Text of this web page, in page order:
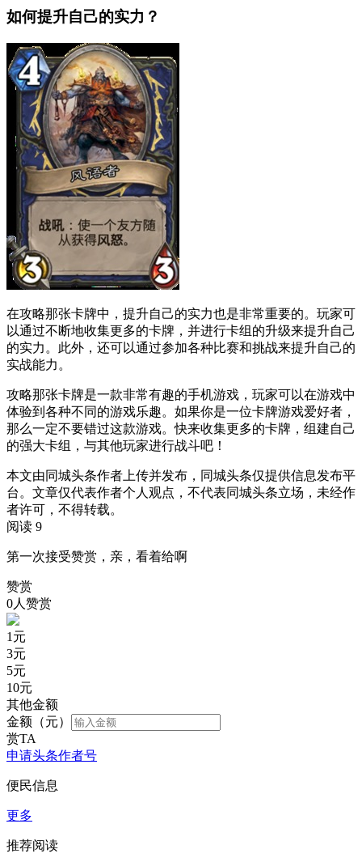
如何提升自己的实力？
在攻略那张卡牌中，提升自己的实力也是非常重要的。玩家可
以通过不断地收集更多的卡牌，并进行卡组的升级来提升自己
的实力。此外，还可以通过参加各种比赛和挑战来提升自己的
实战能力。
攻略那张卡牌是一款非常有趣的手机游戏，玩家可以在游戏中
体验到各种不同的游戏乐趣。如果你是一位卡牌游戏爱好者，
那么一定不要错过这款游戏。快来收集更多的卡牌，组建自己
的强大卡组，与其他玩家进行战斗吧！
本文由同城头条作者上传并发布，同城头条仅提供信息发布平
台。文章仅代表作者个人观点，不代表同城头条立场，未经作
者许可，不得转载。
阅读 9
第一次接受赞赏，亲，看着给啊
赞赏
0人赞赏
1 元
3元
5元
10元
其他金额
金额（元）
赏TA
申请头条作者号
便民信息
更多
推荐阅读